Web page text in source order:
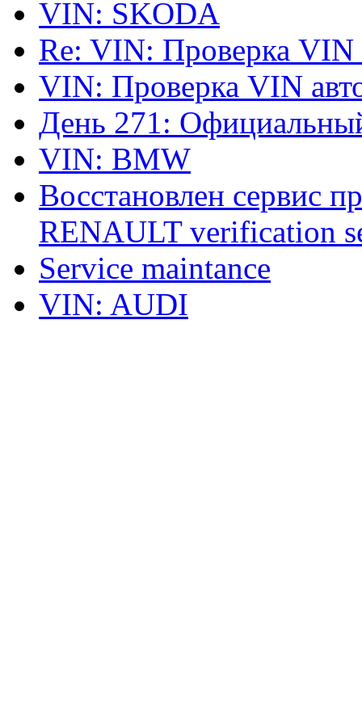
VIN: SKODA
Re: VIN: Проверка VIN
VIN: Проверка VIN
День 271:
VIN: BMW
Восстановлен сервис
RENAULT verification
Service maintance
VIN: AUDI